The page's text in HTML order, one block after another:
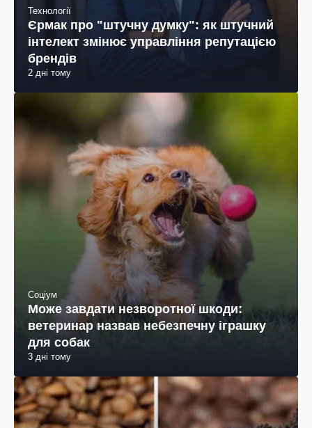
Технології
Єрмак про "штучну думку": як штучний
інтелект змінює управління репутацією
брендів
2 дні тому
Соціум
Може завдати незворотної шкоди:
ветеринар назвав небезпечну іграшку
для собак
3 дні тому